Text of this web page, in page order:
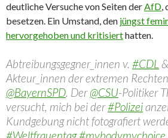
deutliche Versuche von Seiten derAfD,
besetzen. Ein Umstand, den jüngst
hervorgehoben und kritisierthatten.
Abtreibungsgegner_innen v. #CDL &
Akteur_innen der extremen
@BayernSPD. Der@CSU-Politiker
versucht, mich bei der#Polizei
Kundgebung nicht fotografiert